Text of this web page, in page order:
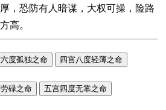
，恐防有人暗谋，大权可操，险路
高。
度孤独之命 四宫八度轻薄之命
碌之命 五宫四度无靠之命